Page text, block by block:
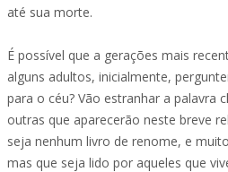
até sua morte.
É possível que a gerações mais
alguns adultos, inicialmente,
para o céu? Vão estranhar a palavra
outras que aparecerão neste breve
seja nenhum livro de renome, e
mas que seja lido por aqueles que